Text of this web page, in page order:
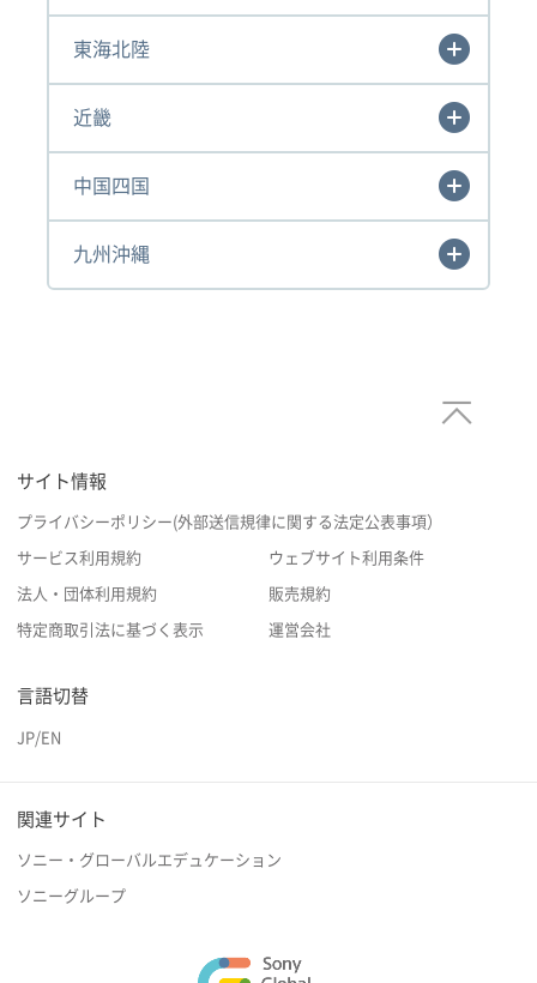
東海北陸
近畿
中国四国
九州沖縄
サイト情報
プライバシーポリシー(外部送信規律に関する法定公表事項）
サービス利用規約 ウェブサイト利用条件
法人・団体利用規約 販売規約
特定商取引法に基づく表示 運営会社
言語切替
JP/EN
関連サイト
ソニー・グローバルエデュケーション
ソニーグループ